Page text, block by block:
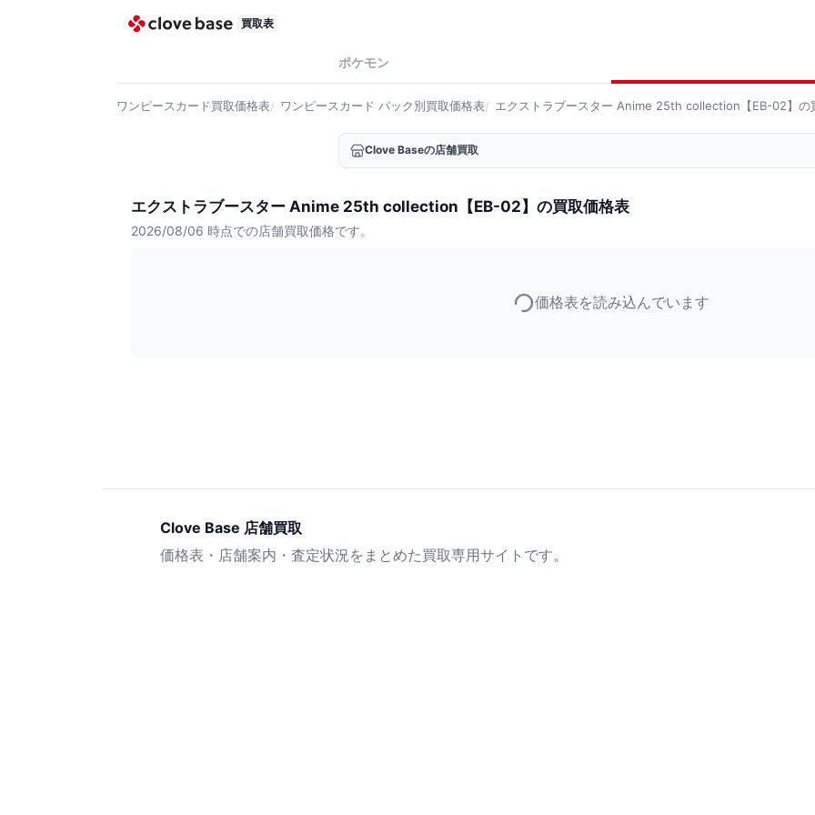
買取表
ポケモン
ワンピースカード買取価格表 ワンピースカード パック別買取価格表 エクストラブースター Anime 25th collection【EB-02】の
Clove Baseの店舗買取
エクストラブースター Anime 25th collection【EB-02】の買取価格表
2026/08/06 時点での店舗買取価格です。
価格表を読み込んでいます
Clove Base 店舗買取
価格表・店舗案内・査定状況をまとめた買取専用サイトです。